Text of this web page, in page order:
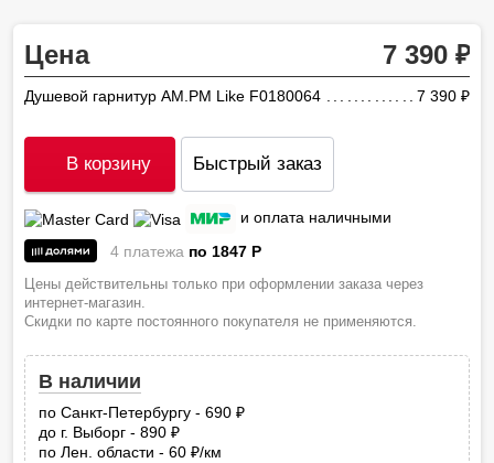
Цена 7 390
Душевой гарнитур AM.PM Like F0180064 7 390
В корзину Быстрый заказ
и оплата наличными
4 платежа по 1847 P
Цены действительны только при оформлении заказа через
интернет-магазин.
Скидки по карте постоянного покупателя не применяются.
В наличии
по Санкт-Петербургу - 690
до г. Выборг - 890
по Лен. области - 60
руб.
/км